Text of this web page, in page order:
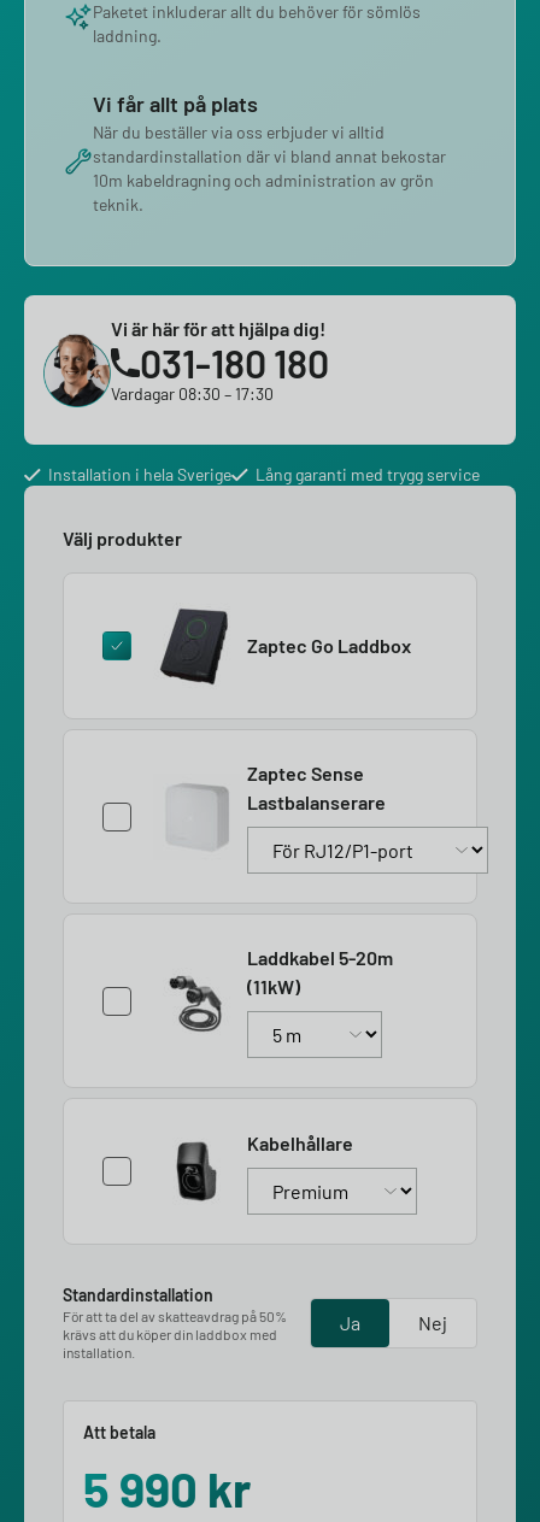
Paketet inkluderar allt du behöver för sömlös
laddning.
Vi får allt på plats
När du beställer via oss erbjuder vi alltid
standardinstallation där vi bland annat bekostar
10m kabeldragning och administration av grön
teknik.
Vi är här för att hjälpa dig!
031-180 180
Vardagar 08:30 – 17:30
Installation i hela Sverige Lång garanti med trygg service
Välj produkter
Zaptec Go Laddbox
Zaptec Sense
Lastbalanserare
Laddkabel 5-20m
(11kW)
Kabelhållare
Standardinstallation
För att ta del av skatteavdrag på 50%
krävs att du köper din laddbox med
installation.
Ja Nej
Att betala
5 990 kr